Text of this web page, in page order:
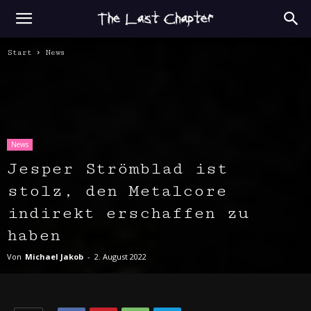
Start News
News
Jesper Strömblad ist
stolz, den Metalcore
indirekt erschaffen zu
haben
Von Michael Jakob - 2. August 2022